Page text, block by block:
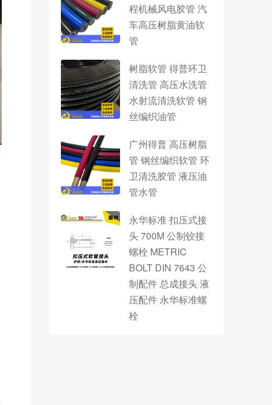
程机械风电胶管 汽
车高压树脂黄油软
管
树脂软管 得普环卫
清洗管 高压水洗管
水射流清洗软管 钢
丝编织油管
广州得普 高压树脂
管 钢丝编织软管 环
卫清洗胶管 液压油
管水管
永华标准 扣压式接
头 700M 公制铰接
螺栓 METRIC
BOLT DIN 7643 公
制配件 总成接头 液
压配件 永华标准螺
栓